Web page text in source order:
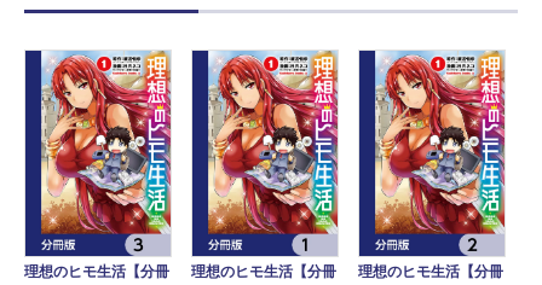
理想のヒモ生活【分冊
理想のヒモ生活【分冊
理想のヒモ生活【分冊